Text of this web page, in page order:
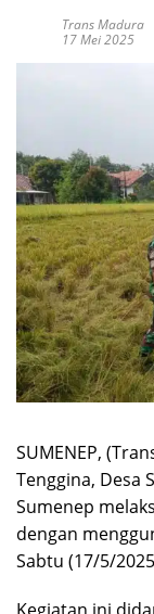
Trans Madura
17 Mei 2025
SUMENEP,
Tenggina, Desa
Sumenep
dengan
Sabtu (17/5/